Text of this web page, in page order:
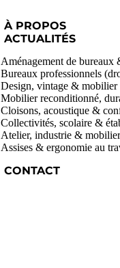
À PROPOS
ACTUALITÉS
Aménagement de bureaux
Bureaux professionnels
Design, vintage & mobilier
Mobilier reconditionné,
Cloisons, acoustique &
Collectivités, scolaire &
Atelier, industrie &
Assises & ergonomie au
CONTACT